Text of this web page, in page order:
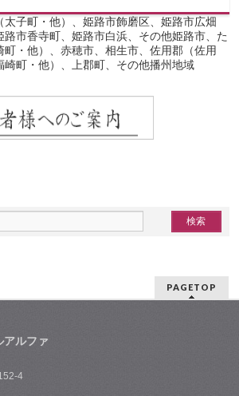
太子町・他）、姫路市飾磨区、姫路市広畑
路市香寺町、姫路市白浜、その他姫路市、た
・他）、赤穂市、相生市、佐用郡（佐用
崎町・他）、上郡町、その他播州地域
PAGETOP
アルファ
4